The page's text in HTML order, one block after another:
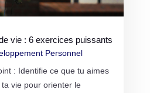
vie : 6 exercices puissants
Personnel
: Identifie ce que tu aimes
vie pour orienter le